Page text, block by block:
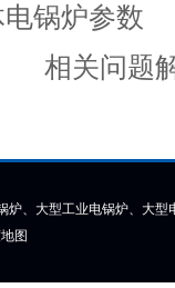
锅炉参数
相关问题
炉、大型工业电锅炉、大
图